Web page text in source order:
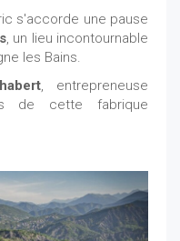
s'accorde une pause
, un lieu incontournable
les Bains.
, entrepreneuse
de cette fabrique